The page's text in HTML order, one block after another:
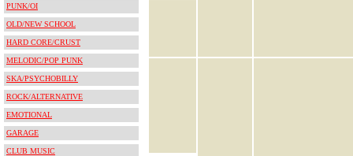
PUNK/OI
OLD/NEW SCHOOL
HARD CORE/CRUST
MELODIC/POP PUNK
SKA/PSYCHOBILLY
ROCK/ALTERNATIVE
EMOTIONAL
GARAGE
CLUB MUSIC